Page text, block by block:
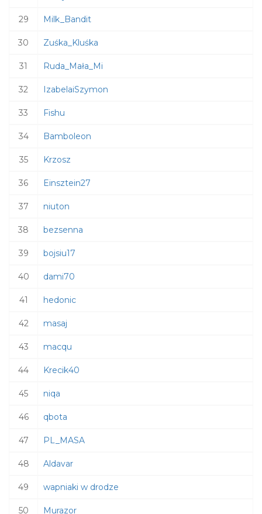
29 Milk_Bandit
30 Zuśka_Kluśka
31 Ruda_Mała_Mi
32 IzabelaiSzymon
33 Fishu
34 Bamboleon
35 Krzosz
36 Einsztein27
37 niuton
38 bezsenna
39 bojsiu17
40 dami70
41 hedonic
42 masaj
43 macqu
44 Krecik40
45 niqa
46 qbota
47 PL_MASA
48 Aldavar
49 wapniaki w drodze
50 Murazor